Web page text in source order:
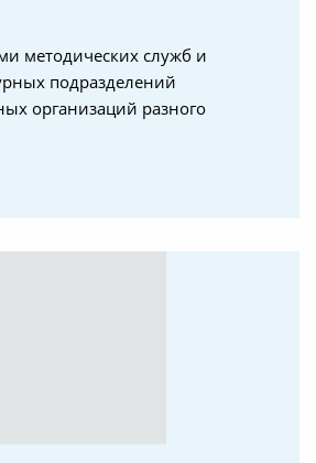
методических служб и
подразделений
организаций разного